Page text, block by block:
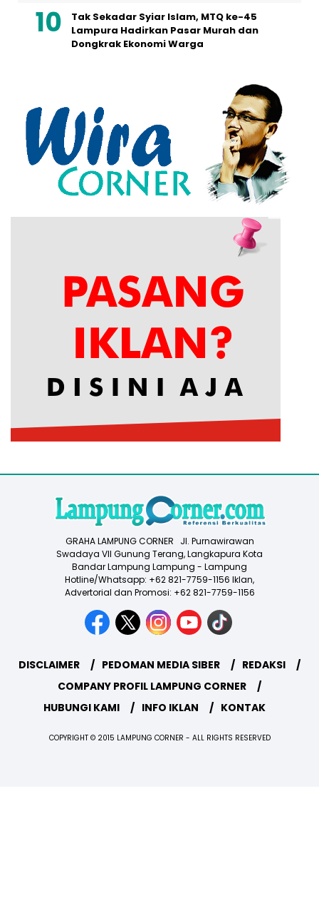
Tak Sekadar Syiar Islam, MTQ ke-45
Lampura Hadirkan Pasar Murah dan
Dongkrak Ekonomi Warga
GRAHA LAMPUNG CORNER Jl. Purnawirawan
Swadaya VII Gunung Terang, Langkapura Kota
Bandar Lampung Lampung - Lampung
Hotline/Whatsapp: +62 821-7759-1156 Iklan,
Advertorial dan Promosi: +62 821-7759-1156
DISCLAIMER PEDOMAN MEDIA SIBER
REDAKSI
COMPANY PROFIL LAMPUNG CORNER
HUBUNGI KAMI
INFO IKLAN KONTAK
COPYRIGHT © 2015 LAMPUNG CORNER - ALL RIGHTS RESERVED